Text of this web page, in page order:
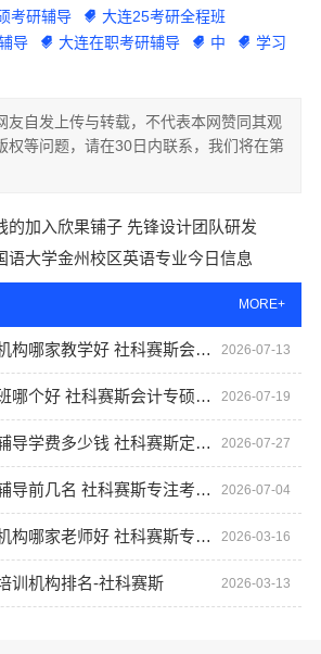
考研辅导
大连25考研全程班
导
大连在职考研辅导 中
学习
友自发上传与转载，不代表本网赞同其观
权等问题，请在30日内联系，我们将在第
的加入欣果铺子 先锋设计团队研发
语大学金州校区英语专业今日信息
MORE+
大连mpacc辅导机构哪家教学好 社科赛斯会计专硕考研只教解题思路和技巧 2026-07-13
大连mpacc考研班哪个好 社科赛斯会计专硕考研开启备考专属计划 2026-07-19
大连mpacc考研辅导学费多少钱 社科赛斯定制专业辅导规划 2026-07-27
大连mpacc考研辅导前几名 社科赛斯专注考研教育 2026-07-04
大连mpacc辅导机构哪家老师好 社科赛斯专业教师定制专属课程 2026-03-16
训机构排名-社科赛斯 2026-03-13